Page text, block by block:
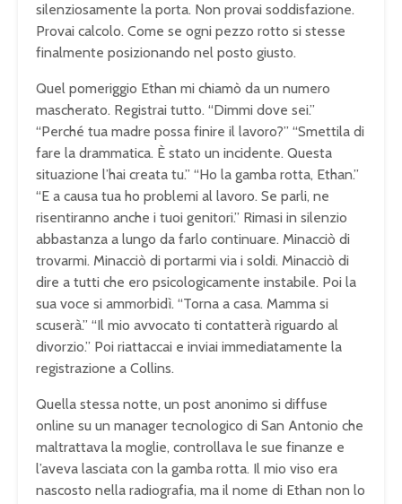
silenziosamente la porta. Non provai soddisfazione.
Provai calcolo. Come se ogni pezzo rotto si stesse
finalmente posizionando nel posto giusto.
Quel pomeriggio Ethan mi chiamò da un numero
mascherato. Registrai tutto. “Dimmi dove sei.”
“Perché tua madre possa finire il lavoro?” “Smettila di
fare la drammatica. È stato un incidente. Questa
situazione l’hai creata tu.” “Ho la gamba rotta, Ethan.”
“E a causa tua ho problemi al lavoro. Se parli, ne
risentiranno anche i tuoi genitori.” Rimasi in silenzio
abbastanza a lungo da farlo continuare. Minacciò di
trovarmi. Minacciò di portarmi via i soldi. Minacciò di
dire a tutti che ero psicologicamente instabile. Poi la
sua voce si ammorbidì. “Torna a casa. Mamma si
scuserà.” “Il mio avvocato ti contatterà riguardo al
divorzio.” Poi riattaccai e inviai immediatamente la
registrazione a Collins.
Quella stessa notte, un post anonimo si diffuse
online su un manager tecnologico di San Antonio che
maltrattava la moglie, controllava le sue finanze e
l’aveva lasciata con la gamba rotta. Il mio viso era
nascosto nella radiografia, ma il nome di Ethan non lo